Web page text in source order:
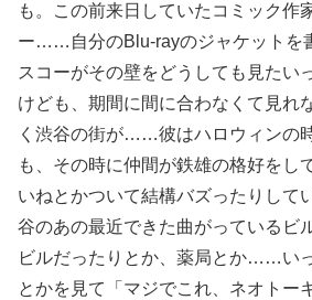
も。この前来日していたコミック作
ー……自分のBlu-rayのジャケットを
スコーがその壁をどうしても見たい
けども、期間に間に合わなくて見れ
く渋谷の街が……彼はハロウィンの
も、その時に仲間が鉄雄の格好をし
いねとかついて結構バズったりして
谷のあの最近できた曲がっているビ
ビルだったりとか、薬局とか……い
とかを見て「マジでこれ、ネオトー